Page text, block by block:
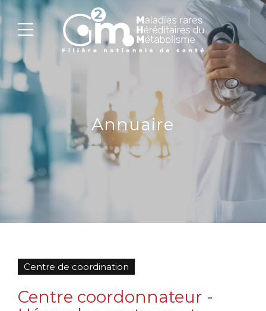
Annuaire
Centre de coordination
Centre coordonnateur -